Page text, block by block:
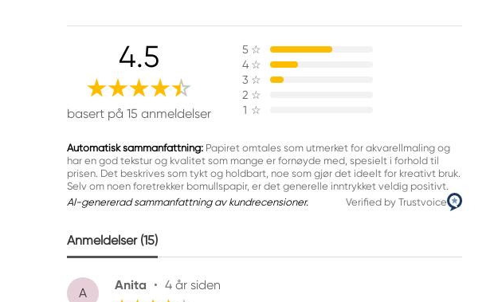
4.5
basert på 15 anmeldelser
5 ☆
4 ☆
3 ☆
2 ☆
1 ☆
Automatisk sammanfattning: Papiret omtales som utmerket for akvarellmaling og
har en god tekstur og kvalitet som mange er fornøyde med, spesielt i forhold til
prisen. Det beskrives som tykt og holdbart, noe som gjør det ideelt for kreativt bruk.
Selv om noen foretrekker bomullspapir, er det generelle inntrykket veldig positivt.
AI-genererad sammanfattning av kundrecensioner.
Verified by Trustvoice
Anmeldelser (15)
A
Anita • 4 år siden